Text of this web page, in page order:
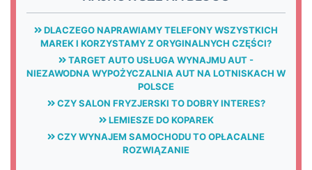
DLACZEGO NAPRAWIAMY TELEFONY WSZYSTKICH
MAREK I KORZYSTAMY Z ORYGINALNYCH CZĘŚCI?
TARGET AUTO USŁUGA WYNAJMU AUT -
NIEZAWODNA WYPOŻYCZALNIA AUT NA LOTNISKACH W
POLSCE
CZY SALON FRYZJERSKI TO DOBRY INTERES?
LEMIESZE DO KOPAREK
CZY WYNAJEM SAMOCHODU TO OPŁACALNE
ROZWIĄZANIE